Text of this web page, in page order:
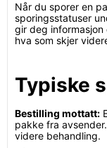
Når du sporer en
sporingsstatuser
gir deg informasjon
hva som skjer
Typiske
Bestilling mottatt:
pakke fra
videre behandling.